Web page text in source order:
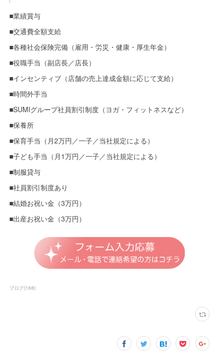
■業績賞与
■交通費全額支給
■各種社会保険完備（雇用・労災・健康・厚生年金）
■役職手当（副店長／店長）
■インセンティブ（店舗の売上達成金額に応じて支給）
■時間外手当
■SUMIグループ社員割引制度（ヨガ・フィットネスなど）
■保養所
■保育手当（月2万円／一子／当社規定による）
■子ども手当（月1万円／一子／当社規定による）
■制服貸与
■社員割引制度あり
■結婚お祝い金（3万円）
■出産お祝い金（3万円）
ブログ(168)